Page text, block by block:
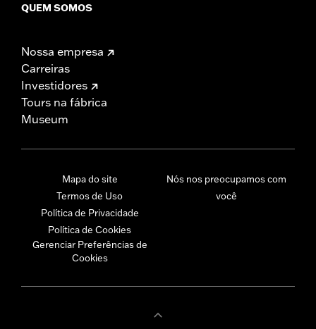
QUEM SOMOS
Nossa empresa
Carreiras
Investidores
Tours na fábrica
Museum
Mapa do site
Termos de Uso
Política de Privacidade
Política de Cookies
Gerenciar Preferências de
Cookies
Nós nos preocupamos com
você